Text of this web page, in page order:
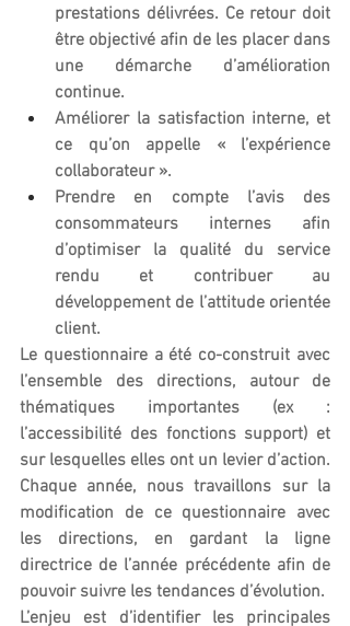
prestations délivrées. Ce retour doit
être objectivé afin de les placer dans
une démarche d’amélioration
continue.
Améliorer la satisfaction interne, et
ce qu’on appelle « l’expérience
collaborateur ».
Prendre en compte l’avis des
consommateurs internes afin
d’optimiser la qualité du service
rendu et contribuer au
développement de l’attitude orientée
client.
Le questionnaire a été co-construit avec
l’ensemble des directions, autour de
thématiques importantes (ex :
l’accessibilité des fonctions support) et
sur lesquelles elles ont un levier d’action.
Chaque année, nous travaillons sur la
modification de ce questionnaire avec
les directions, en gardant la ligne
directrice de l’année précédente afin de
pouvoir suivre les tendances d’évolution.
L’enjeu est d’identifier les principales